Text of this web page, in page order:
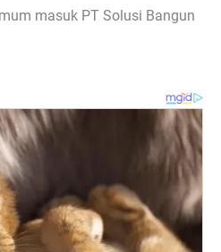
masuk PT Solusi Bangun